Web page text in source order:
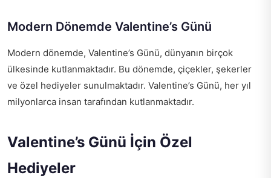
Modern Dönemde Valentine’s Günü
Modern dönemde, Valentine’s Günü, dünyanın birçok
ülkesinde kutlanmaktadır. Bu dönemde, çiçekler, şekerler
ve özel hediyeler sunulmaktadır. Valentine’s Günü, her yıl
milyonlarca insan tarafından kutlanmaktadır.
Valentine’s Günü İçin Özel
Hediyeler